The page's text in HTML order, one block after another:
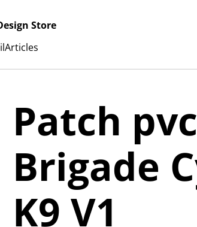
Store
Articles
Patch
Brigade
K9 V1